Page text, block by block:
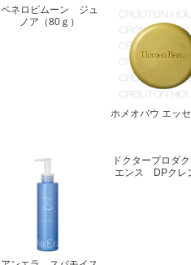
ペネロピムーン ジュ
ノア（80ｇ）
ホメオバウ エッ
ドクタープロダ
エンス DPクレ